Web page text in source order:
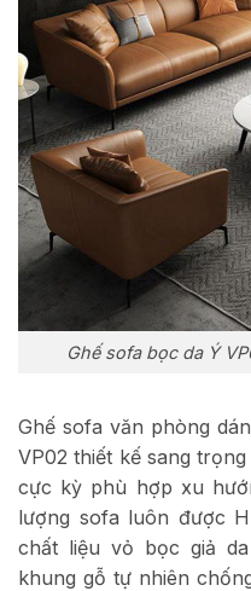
Ghế sofa bọc da Ý
Ghế sofa văn phòng
VP02 thiết kế sang
cực kỳ phù hợp xu
lượng sofa luôn được
chất liệu vỏ bọc giả
khung gỗ tự nhiên